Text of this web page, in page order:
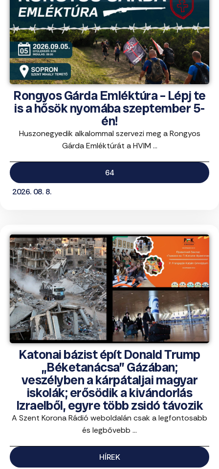
Rongyos Gárda Emléktúra – Lépj te
is a hősök nyomába szeptember 5-
én!
Huszonegyedik alkalommal szervezi meg a Rongyos
Gárda Emléktúrát a HVIM ...
64
2026. 08. 8.
Katonai bázist épít Donald Trump
„Béketanácsa” Gázában;
veszélyben a kárpátaljai magyar
iskolák; erősödik a kivándorlás
Izraelből, egyre több zsidó távozik
A Szent Korona Rádió weboldalán csak a legfontosabb
és legbővebb ...
HÍREK